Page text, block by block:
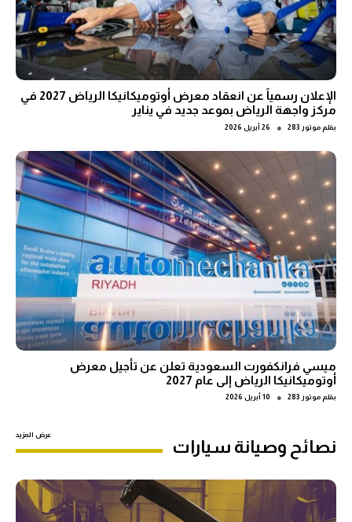
الإعلان رسمياً عن انعقاد معرض أوتوميكانيكا الرياض 2027 في
مركز واجهة الرياض بموعد جديد في يناير
بقلم موتور 283 ● 26 أبريل 2026
ميسي فرانكفورت السعودية تعلن عن تأجيل معرض
أوتوميكانيكا الرياض إلى عام 2027
بقلم موتور 283 ● 10 أبريل 2026
نصائح وصيانة سيارات
عرض المزيد